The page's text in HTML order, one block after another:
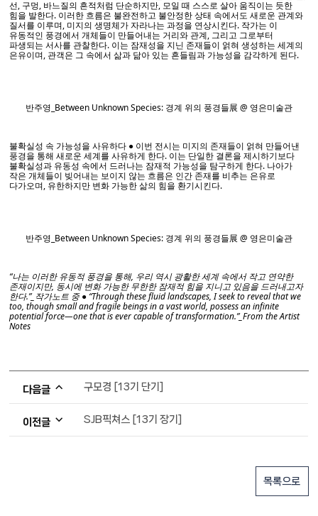
선, 구멍, 바느질의 흔적처럼 단순하지만, 모일 때 스스로 살아 움직이는 듯한
힘을 발한다. 이러한 흐름은 불완전하고 불안정한 상태 속에서도 새로운 관계와
질서를 이루며, 미지의 생명체가 자라나는 과정을 연상시킨다. 작가는 이
유동적인 풍경에서 개체들이 만들어내는 거리와 관계, 그리고 그로부터
파생되는 서사를 관찰한다. 이는 잠재성을 지닌 존재들이 얽혀 생성하는 세계의
은유이며, 관객은 그 속에서 삶과 닮아 있는 흔들림과 가능성을 감각하게 된다.
반주영_Between Unknown Species: 경계 위의 풍경들展 @ 영은미술관
불확실성 속 가능성을 사유하다 ● 이번 전시는 미지의 존재들이 얽혀 만들어낸
풍경을 통해 새로운 세계를 사유하게 한다. 이는 단일한 결론을 제시하기보다
불확실성과 유동성 속에서 드러나는 잠재적 가능성을 탐구하게 한다. 나아가
작은 개체들이 빚어내는 보이지 않는 흐름은 인간 존재를 비추는 은유로
다가오며, 유한하지만 변화 가능한 삶의 힘을 환기시킨다.
반주영_Between Unknown Species: 경계 위의 풍경들展 @ 영은미술관
“나는 이러한 유동적 풍경을 통해, 우리 역시 광활한 세계 속에서 작고 연약한
존재이지만, 동시에 변화 가능한 무한한 잠재적 힘을 지니고 있음을 드러내고자
한다.”_작가노트 중 ● “Through these fluid landscapes, I seek to reveal that we
too, though small and fragile beings in a vast world, possess an infinite
potential force—one that is ever capable of transformation.”_From the Artist
Notes
다음글 구모경 [13기 단기]
이전글 SJB픽쳐스 [13기 장기]
목록으로